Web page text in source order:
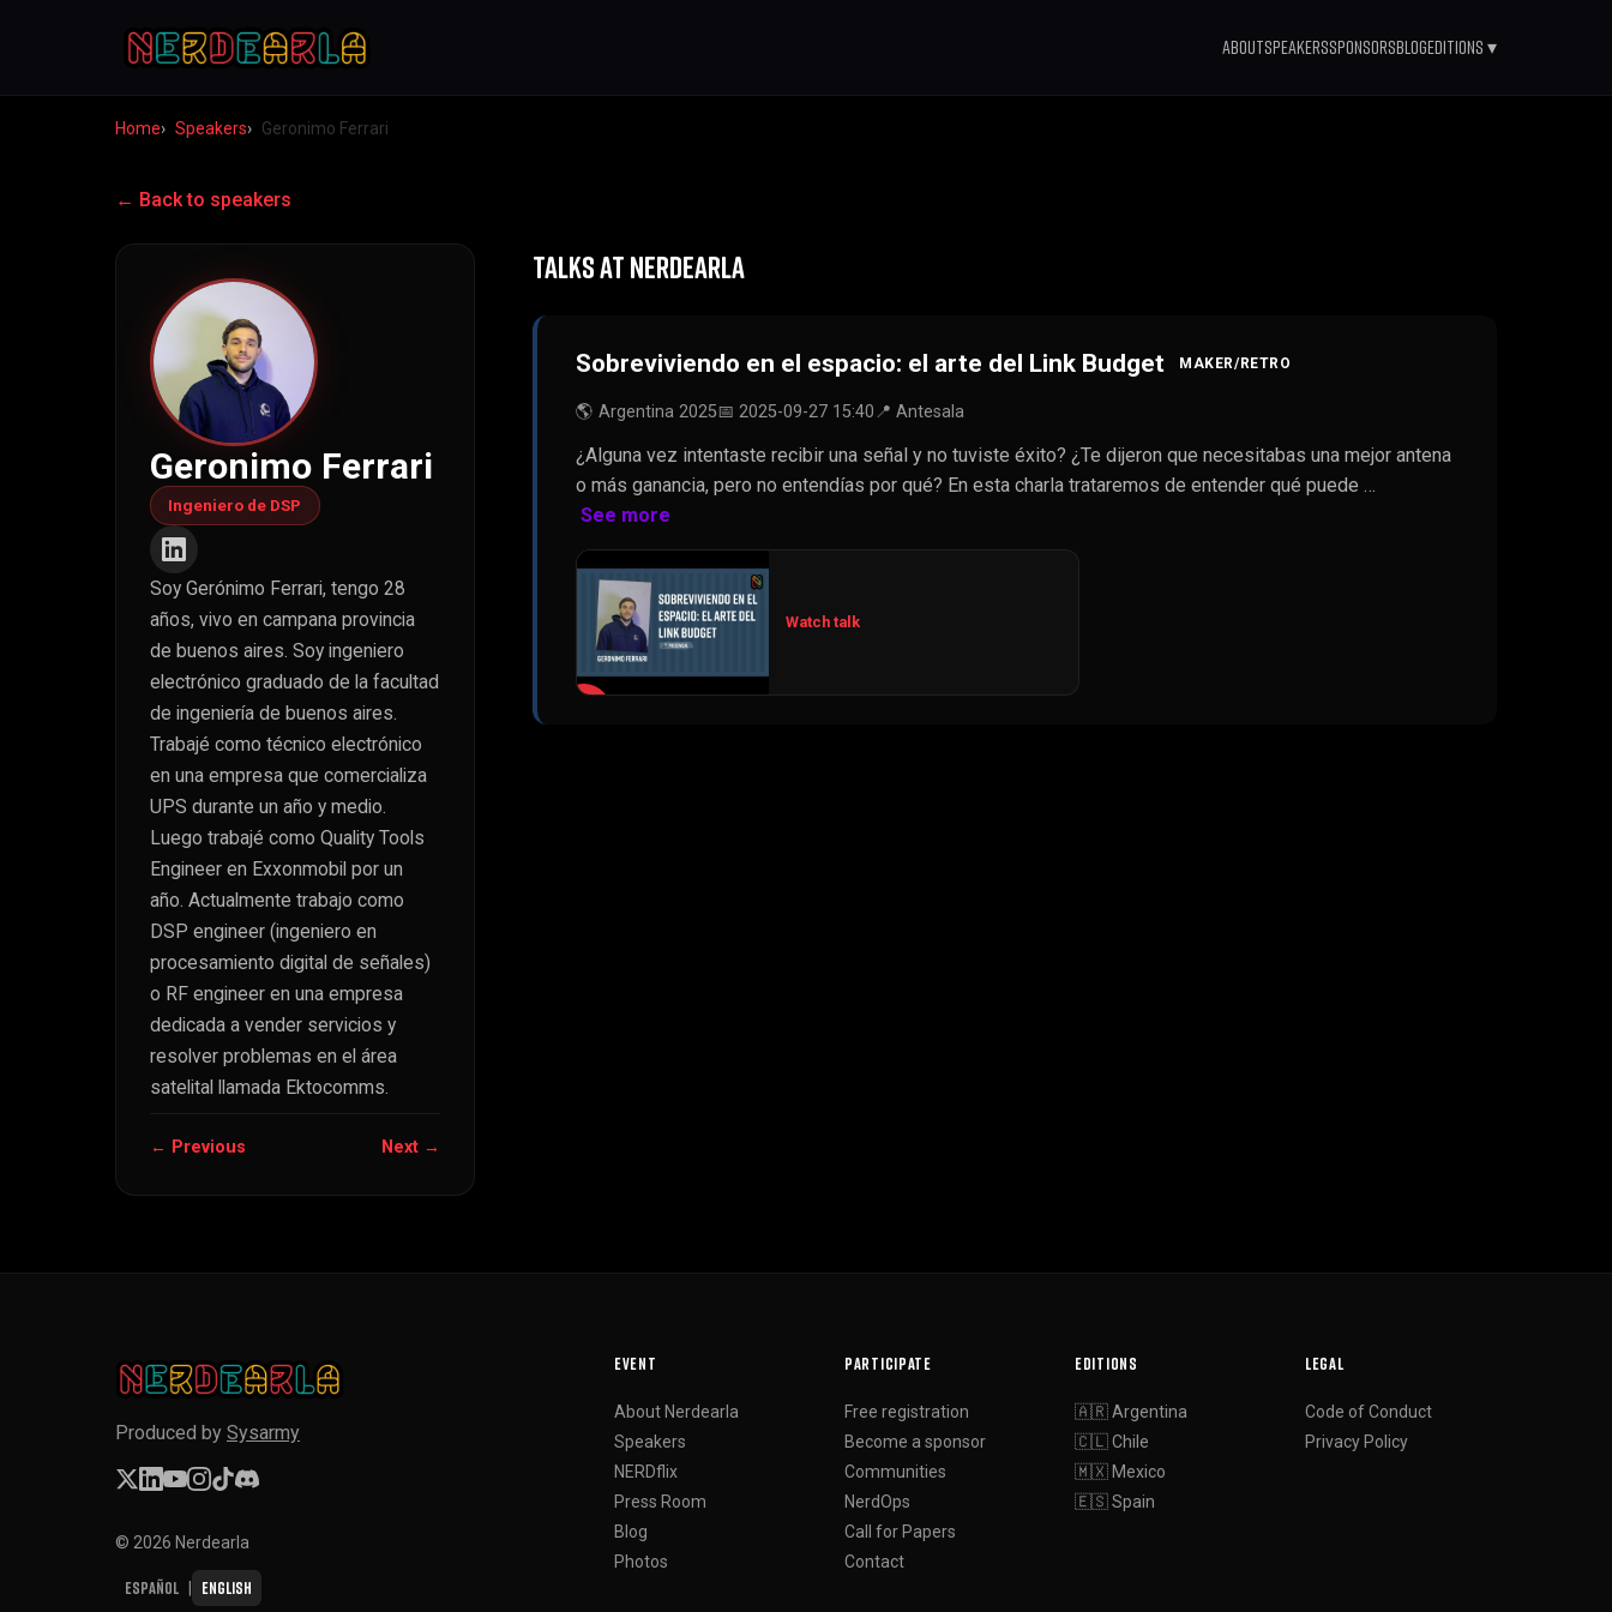
AboutSpeakersSponsorsBlogEditions ▾
Home Speakers Geronimo Ferrari
← Back to speakers
Geronimo Ferrari
Ingeniero de DSP
Soy Gerónimo Ferrari, tengo 28
años, vivo en campana provincia
de buenos aires. Soy ingeniero
electrónico graduado de la facultad
de ingeniería de buenos aires.
Trabajé como técnico electrónico
en una empresa que comercializa
UPS durante un año y medio.
Luego trabajé como Quality Tools
Engineer en Exxonmobil por un
año. Actualmente trabajo como
DSP engineer (ingeniero en
procesamiento digital de señales)
o RF engineer en una empresa
dedicada a vender servicios y
resolver problemas en el área
satelital llamada Ektocomms.
← Previous Next →
TALKS AT NERDEARLA
Sobreviviendo en el espacio: el arte del Link Budget MAKER/RETRO
🌎 Argentina 2025📅 2025-09-27 15:40📍 Antesala
¿Alguna vez intentaste recibir una señal y no tuviste éxito? ¿Te dijeron que necesitabas una mejor antena
o más ganancia, pero no entendías por qué? En esta charla trataremos de entender qué puede …
See more
Watch talk
Produced by Sysarmy
© 2026 Nerdearla
Español | English
EVENT
About Nerdearla
Speakers
NERDflix
Press Room
Blog
Photos
PARTICIPATE
Free registration
Become a sponsor
Communities
NerdOps
Call for Papers
Contact
EDITIONS
🇦🇷 Argentina
🇨🇱 Chile
🇲🇽 Mexico
🇪🇸 Spain
LEGAL
Code of Conduct
Privacy Policy